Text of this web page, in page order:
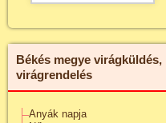
Békés megye virágküldés,
virágrendelés
Anyák napja